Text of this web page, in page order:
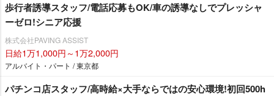
歩行者誘導スタッフ/電話応募もOK/車の誘導なしでプレッシャ
ーゼロ!シニア応援
株式会社PAVING ASSIST
日給1万1,000円～1万2,000円
アルバイト・パート / 東京都
パチンコ店スタッフ/高時給×大手ならではの安心環境!初回500h